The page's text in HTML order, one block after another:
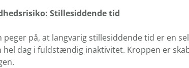
Stillesiddende tid
peger på, at langvarig stillesiddende tid er en
hel dag i fuldstændig inaktivitet. Kroppen er